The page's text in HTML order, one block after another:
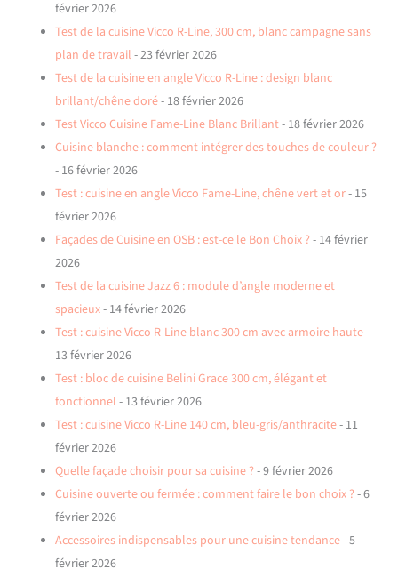
février 2026
Test de la cuisine Vicco R-Line, 300 cm, blanc campagne sans
plan de travail - 23 février 2026
Test de la cuisine en angle Vicco R-Line : design blanc
brillant/chêne doré- 18 février 2026
Test Vicco Cuisine Fame-Line Blanc Brillant- 18 février 2026
Cuisine blanche : comment intégrer des touches de couleur ?
- 16 février 2026
Test : cuisine en angle Vicco Fame-Line, chêne vert et or- 15
février 2026
Façades de Cuisine en OSB : est-ce le Bon Choix ?- 14 février
2026
Test de la cuisine Jazz 6 : module d’angle moderne et
spacieux- 14 février 2026
Test : cuisine Vicco R-Line blanc 300 cm avec armoire haute-
13 février 2026
Test : bloc de cuisine Belini Grace 300 cm, élégant et
fonctionnel - 13 février 2026
Test : cuisine Vicco R-Line 140 cm, bleu-gris/anthracite- 11
février 2026
Quelle façade choisir pour sa cuisine ?- 9 février 2026
Cuisine ouverte ou fermée : comment faire le bon choix ?- 6
février 2026
Accessoires indispensables pour une cuisine tendance- 5
février 2026